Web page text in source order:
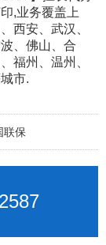
,业务覆盖上
西安、武汉、
、佛山、合
福州、温州、
市.
联保